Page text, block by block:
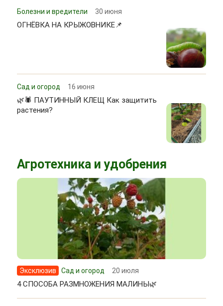
Болезни и вредители 30 июня
ОГНЁВКА НА КРЫЖОВНИКЕ📌
Сад и огород 16 июня
🌿🕷 ПАУТИННЫЙ КЛЕЩ Как защитить
растения?
Агротехника и удобрения
Эксклюзив Сад и огород 20 июля
4 СПОСОБА РАЗМНОЖЕНИЯ МАЛИНЫ🌿